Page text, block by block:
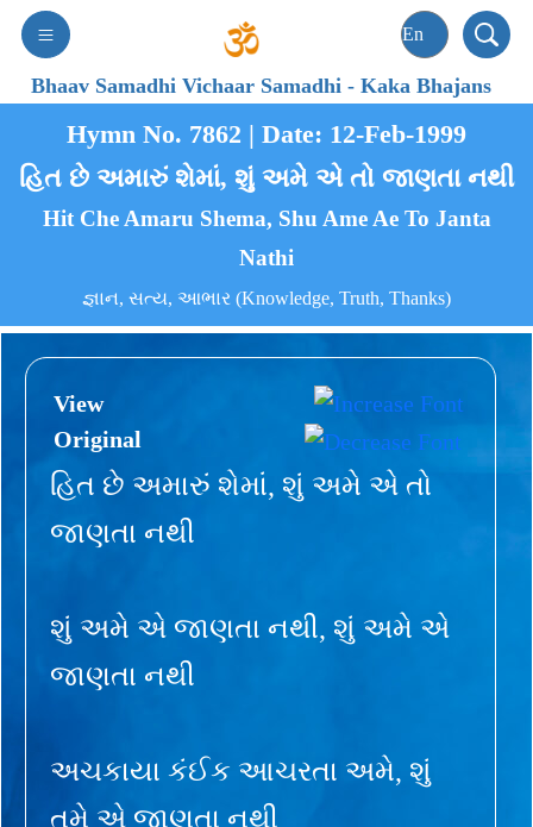
Bhaav Samadhi Vichaar Samadhi-Kaka Bhajans
Hymn No. 7862 | Date: 12-Feb-1999
હિત છે અમારું શેમાં, શું અમે એ તો જાણતા નથી
Hit Che Amaru Shema, Shu Ame Ae To Janta
Nathi
જ્ઞાન, સત્ય, આભાર (Knowledge, Truth, Thanks)
View
Original
હિત છે અમારું શેમાં, શું અમે એ તો
જાણતા નથી
શું અમે એ જાણતા નથી, શું અમે એ
જાણતા નથી
અચકાયા કંઈક આચરતા અમે, શું
તમે એ જાણતા નથી